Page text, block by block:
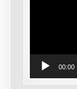
00:00